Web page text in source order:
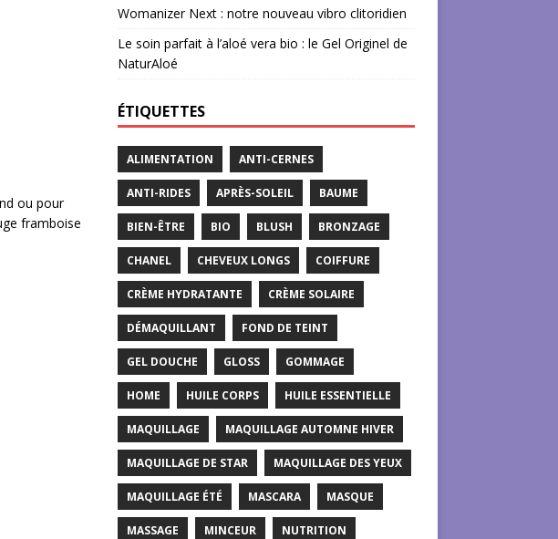
ou pour
framboise
Womanizer Next : notre nouveau vibro clitoridien
Le soin parfait à l’aloé vera bio : le Gel Originel de
NaturAloé
ÉTIQUETTES
ALIMENTATION ANTI-CERNES
ANTI-RIDES APRÈS-SOLEIL BAUME
BIEN-ÊTRE BIO BLUSH BRONZAGE
CHANEL CHEVEUX LONGS COIFFURE
CRÈME HYDRATANTE CRÈME SOLAIRE
DÉMAQUILLANT FOND DE TEINT
GEL DOUCHE GLOSS GOMMAGE
HOME HUILE CORPS HUILE ESSENTIELLE
MAQUILLAGE MAQUILLAGE AUTOMNE HIVER
MAQUILLAGE DE STAR MAQUILLAGE DES YEUX
MAQUILLAGE ÉTÉ MASCARA MASQUE
MASSAGE MINCEUR NUTRITION